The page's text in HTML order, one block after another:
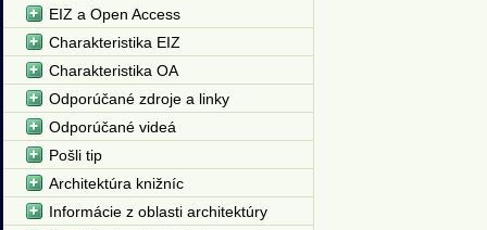
EIZ a Open Access
Charakteristika EIZ
Charakteristika OA
Odporúčané zdroje a linky
Odporúčané videá
Pošli tip
Architektúra knižníc
Informácie z oblasti architektúry